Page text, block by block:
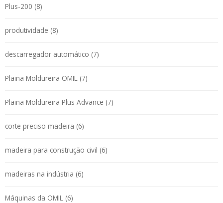
Plus-200 (8)
produtividade (8)
descarregador automático (7)
Plaina Moldureira OMIL (7)
Plaina Moldureira Plus Advance (7)
corte preciso madeira (6)
madeira para construção civil (6)
madeiras na indústria (6)
Máquinas da OMIL (6)